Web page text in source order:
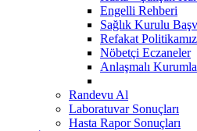
Engelli Rehberi
Sağlık Kurulu
Refakat
Nöbetçi Eczaneler
Anlaşmalı
Randevu Al
Laboratuvar Sonuçları
Hasta Rapor Sonuçları